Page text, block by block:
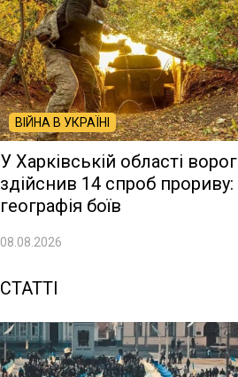
ВІЙНА В УКРАЇНІ
У Харківській області ворог
здійснив 14 спроб прориву:
географія боїв
08.08.2026
СТАТТІ